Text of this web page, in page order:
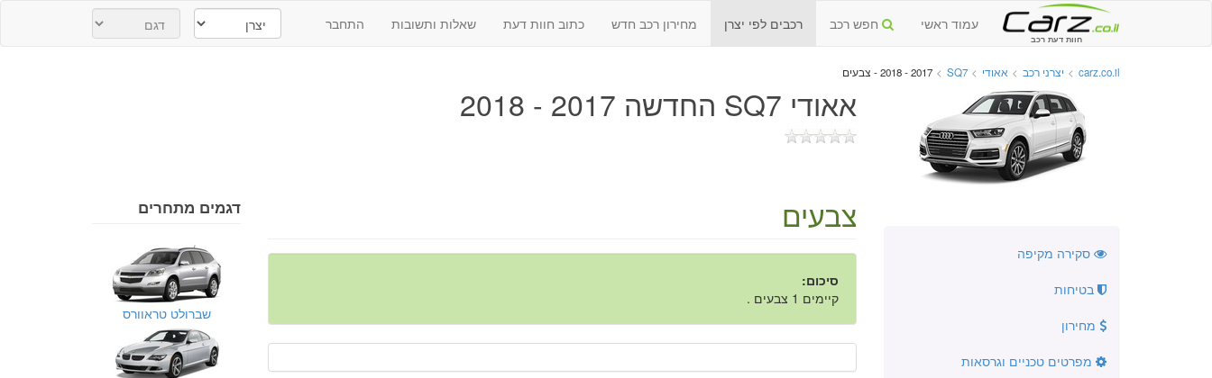
חוות דעת רכב
עמוד ראשי חפש רכב רכבים לפי יצרן מחירון רכב חדש כתוב חוות דעת שאלות ותשובות התחבר
carz.co.il
> יצרני רכב > אאודי >
SQ7
> 2017 - 2018 - צבעים
אאודי SQ7 החדשה 2017 - 2018
סקירה מקיפה
בטיחות
מחירון
מפרטים טכניים וגרסאות
צבעים
סיכום:
קיימים 1 צבעים .
דגמים מתחרים
שברולט טראוורס